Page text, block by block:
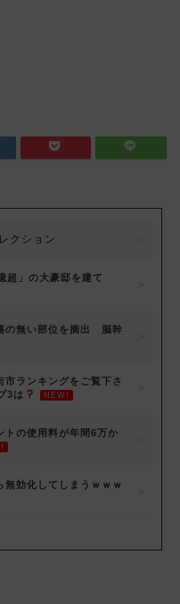
クション
超」の大豪邸を建て
の無い部位を摘出 脳幹
ランキングをご覧下さ
3は
NEW!
トの使用料が年間6万か
無効化してしまうｗｗｗ